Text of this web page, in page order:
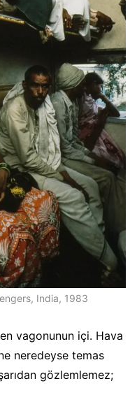
India, 1983
vagonunun içi. Hava
neredeyse temas
gözlemlemez;